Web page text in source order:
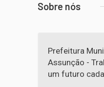
Sobre nós
Prefeitura
Assunção -
um futuro